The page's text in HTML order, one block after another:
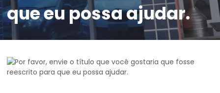
que eu possa ajudar.